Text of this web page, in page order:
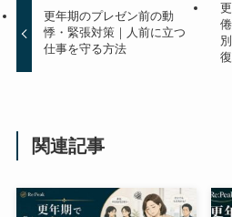
更年期のプレゼン前の動
悸・緊張対策｜人前に立つ
仕事を守る方法
関連記事